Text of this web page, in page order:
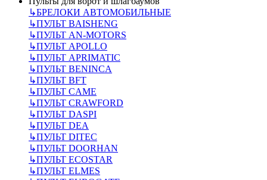
↳БРЕЛОКИ АВТОМОБИЛЬНЫЕ
↳ПУЛЬТ BAISHENG
↳ПУЛЬТ AN-MOTORS
↳ПУЛЬТ APOLLO
↳ПУЛЬТ APRIMATIC
↳ПУЛЬТ BENINCA
↳ПУЛЬТ BFT
↳ПУЛЬТ CAME
↳ПУЛЬТ CRAWFORD
↳ПУЛЬТ DASPI
↳ПУЛЬТ DEA
↳ПУЛЬТ DITEC
↳ПУЛЬТ DOORHAN
↳ПУЛЬТ ECOSTAR
↳ПУЛЬТ ELMES